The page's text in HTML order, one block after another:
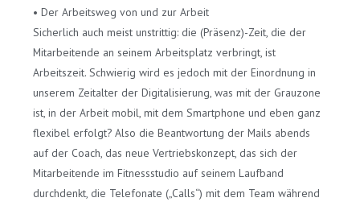
• Der Arbeitsweg von und zur Arbeit
Sicherlich auch meist unstrittig: die (Präsenz)-Zeit, die der
Mitarbeitende an seinem Arbeitsplatz verbringt, ist
Arbeitszeit. Schwierig wird es jedoch mit der Einordnung in
unserem Zeitalter der Digitalisierung, was mit der Grauzone
ist, in der Arbeit mobil, mit dem Smartphone und eben ganz
flexibel erfolgt? Also die Beantwortung der Mails abends
auf der Coach, das neue Vertriebskonzept, das sich der
Mitarbeitende im Fitnessstudio auf seinem Laufband
durchdenkt, die Telefonate („Calls“) mit dem Team während